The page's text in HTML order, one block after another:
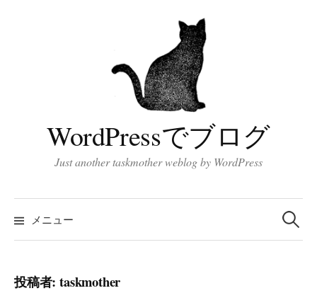
WordPressでブログ
Just another taskmother weblog by WordPress
メニュー
検
索:
投稿者:taskmother